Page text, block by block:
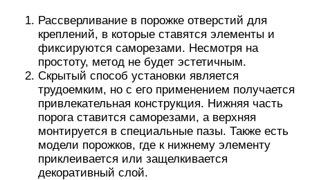
Рассверливание в порожке отверстий для
креплений, в которые ставятся элементы и
фиксируются саморезами. Несмотря на
простоту, метод не будет эстетичным.
Скрытый способ установки является
трудоемким, но с его применением получается
привлекательная конструкция. Нижняя часть
порога ставится саморезами, а верхняя
монтируется в специальные пазы. Также есть
модели порожков, где к нижнему элементу
приклеивается или защелкивается
декоративный слой.